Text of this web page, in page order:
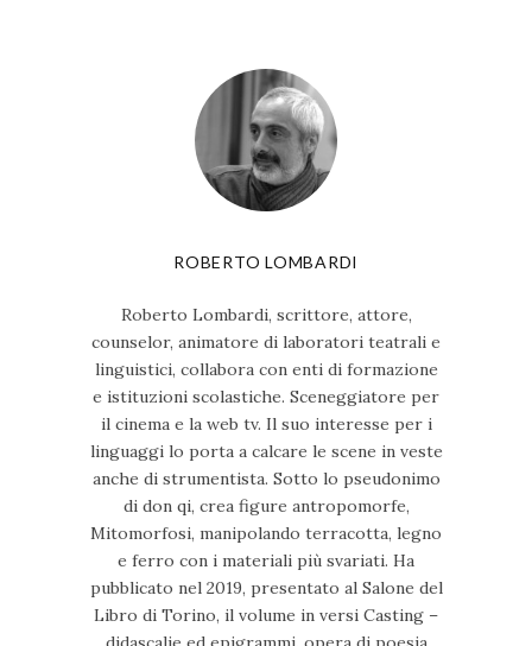
ROBERTO LOMBARDI
Roberto Lombardi, scrittore, attore,
counselor, animatore di laboratori teatrali e
linguistici, collabora con enti di formazione
e istituzioni scolastiche. Sceneggiatore per
il cinema e la web tv. Il suo interesse per i
linguaggi lo porta a calcare le scene in veste
anche di strumentista. Sotto lo pseudonimo
di don qi, crea figure antropomorfe,
Mitomorfosi, manipolando terracotta, legno
e ferro con i materiali più svariati. Ha
pubblicato nel 2019, presentato al Salone del
Libro di Torino, il volume in versi Casting –